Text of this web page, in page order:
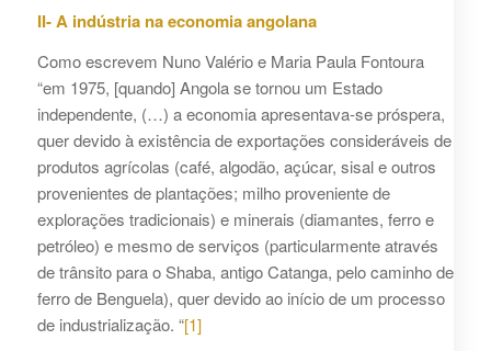
II- A indústria na economia angolana
Como escrevem Nuno Valério e Maria Paula Fontoura
“em 1975, [quando] Angola se tornou um Estado
independente, (…) a economia apresentava-se próspera,
quer devido à existência de exportações consideráveis de
produtos agrícolas (café, algodão, açúcar, sisal e outros
provenientes de plantações; milho proveniente de
explorações tradicionais) e minerais (diamantes, ferro e
petróleo) e mesmo de serviços (particularmente através
de trânsito para o Shaba, antigo Catanga, pelo caminho de
ferro de Benguela), quer devido ao início de um processo
de industrialização. “[1]